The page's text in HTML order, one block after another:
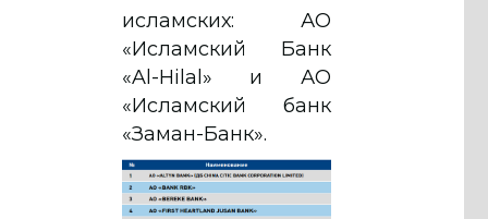
исламских: АО
«Исламский Банк
«Al-Hilal» и АО
«Исламский банк
«Заман-Банк».